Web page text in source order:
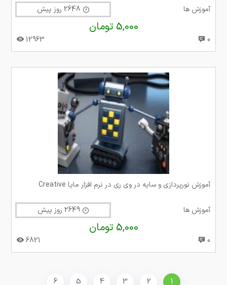
آموزش ها
5,000 تومان
0
12963
آموزش نورپردازی و سایه در وی ری در نرم افزار مایا Creative
آموزش ها 2649 روز پیش
5,000 تومان
0
6821
1
2
3
4
5
6